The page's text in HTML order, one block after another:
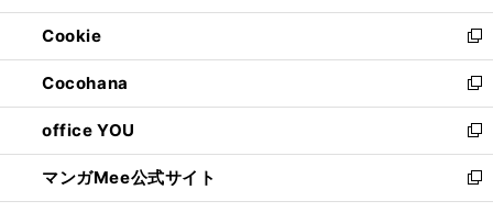
開
く
ウ
で
開
く
ン
ド
ウ
で
開
く
ウ
ィ
ン
ド
ウ
で
開
く
Cookie
新
し
い
ウ
ィ
ン
ド
ウ
Cocohana
新
し
い
ウ
ィ
ン
office YOU
新
し
い
ウ
マンガMee公式サイト
新
し